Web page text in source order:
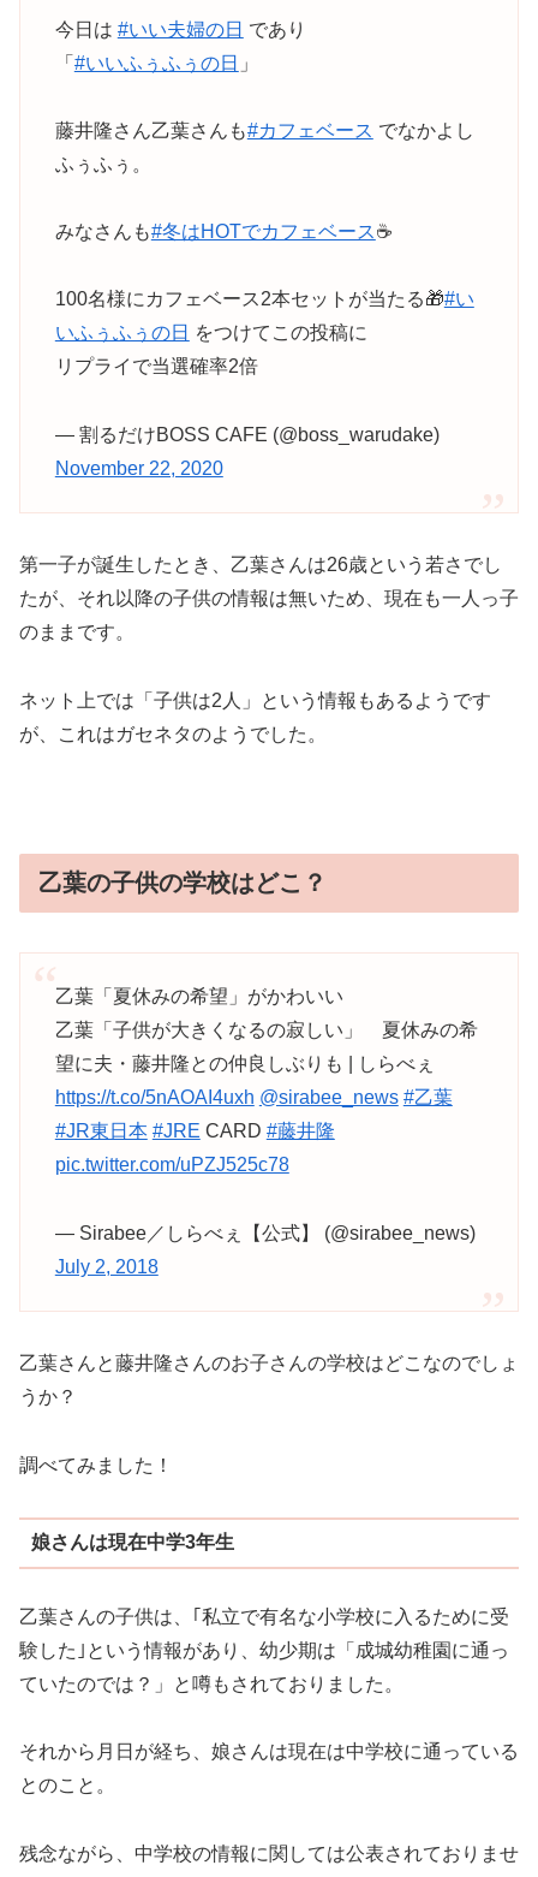
今日は #いい夫婦の日 であり
「 #いいふぅふぅの日 」
藤井隆さん乙葉さんも#カフェベース でなかよし
ふぅふぅ。
みなさんも#冬はHOTでカフェベース☕
100名様にカフェベース2本セットが当たる🎁#い
いふぅふぅの日 をつけてこの投稿に
リプライで当選確率2倍
— 割るだけBOSS CAFE (@boss_warudake)
November 22, 2020
第一子が誕生したとき、乙葉さんは26歳という若さでし
たが、それ以降の子供の情報は無いため、現在も一人っ子
のままです。
ネット上では「子供は2人」という情報もあるようです
が、これはガセネタのようでした。
乙葉の子供の学校はどこ？
乙葉「夏休みの希望」がかわいい
乙葉「子供が大きくなるの寂しい」 夏休みの希
望に夫・藤井隆との仲良しぶりも | しらべぇ
https://t.co/5nAOAI4uxh @sirabee_news #乙葉
#JR東日本 #JRE CARD #藤井隆
pic.twitter.com/uPZJ525c78
— Sirabee／しらべぇ【公式】 (@sirabee_news)
July 2, 2018
乙葉さんと藤井隆さんのお子さんの学校はどこなのでしょ
うか？
調べてみました！
娘さんは現在中学3年生
乙葉さんの子供は、｢私立で有名な小学校に入るために受
験した｣という情報があり、幼少期は「成城幼稚園に通っ
ていたのでは？」と噂もされておりました。
それから月日が経ち、娘さんは現在は中学校に通っている
とのこと。
残念ながら、中学校の情報に関しては公表されておりませ